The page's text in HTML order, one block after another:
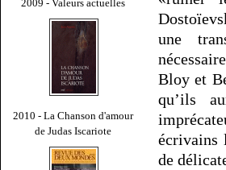
2009 - Valeurs actuelles
2010 - La Chanson d'amour
de Judas Iscariote
une
Bloy et
qu’ils
écrivains
de